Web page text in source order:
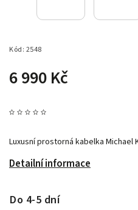
Kód: 2548
6 990 Kč
Luxusní prostorná kabelka
Detailní informace
Do 4-5 dní